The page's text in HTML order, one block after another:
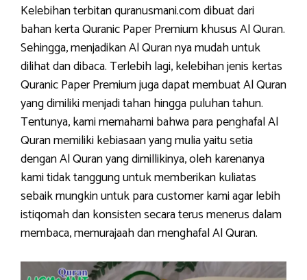
Kelebihan terbitan quranusmani.com dibuat dari
bahan kerta Quranic Paper Premium khusus Al Quran.
Sehingga, menjadikan Al Quran nya mudah untuk
dilihat dan dibaca. Terlebih lagi, kelebihan jenis kertas
Quranic Paper Premium juga dapat membuat Al Quran
yang dimiliki menjadi tahan hingga puluhan tahun.
Tentunya, kami memahami bahwa para penghafal Al
Quran memiliki kebiasaan yang mulia yaitu setia
dengan Al Quran yang dimillikinya, oleh karenanya
kami tidak tanggung untuk memberikan kuliatas
sebaik mungkin untuk para customer kami agar lebih
istiqomah dan konsisten secara terus menerus dalam
membaca, memurajaah dan menghafal Al Quran.